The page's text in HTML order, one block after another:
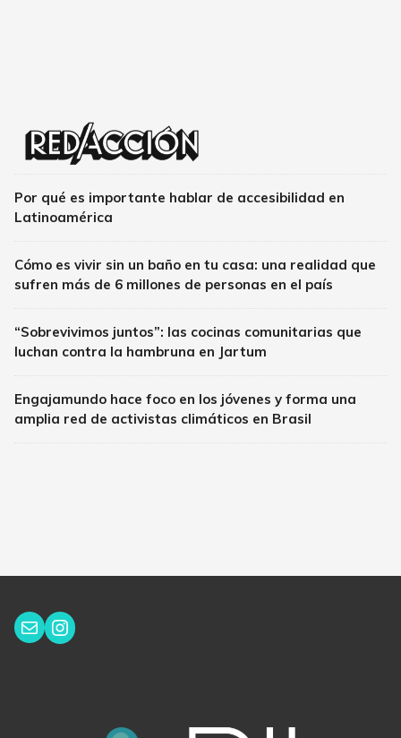
Por qué es importante hablar de accesibilidad en
Latinoamérica
Cómo es vivir sin un baño en tu casa: una realidad que
sufren más de 6 millones de personas en el país
“Sobrevivimos juntos”: las cocinas comunitarias que
luchan contra la hambruna en Jartum
Engajamundo hace foco en los jóvenes y forma una
amplia red de activistas climáticos en Brasil
Correo electrónico
Instagram